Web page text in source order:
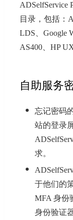
ADSelfService
目录，包括：
LDS、Google
AS400、HP
自助服务
忘记密码
站的登录
求。
于他们的
MFA 身份
身份验证器